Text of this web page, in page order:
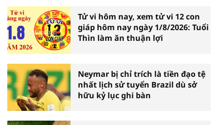
Tử vi hôm nay, xem tử vi 12 con
giáp hôm nay ngày 1/8/2026: Tuổi
Thìn làm ăn thuận lợi
Neymar bị chỉ trích là tiền đạo tệ
nhất lịch sử tuyển Brazil dù sở
hữu kỷ lục ghi bàn